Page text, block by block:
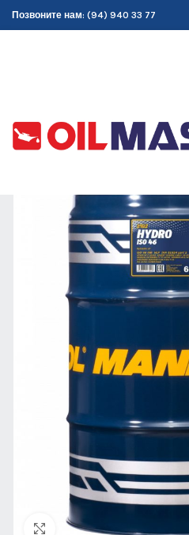
Позвоните нам: (94) 940 33 77
Нажмите, чтобы увеличить